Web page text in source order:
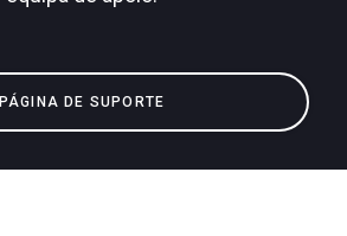
PÁGINA DE SUPORTE